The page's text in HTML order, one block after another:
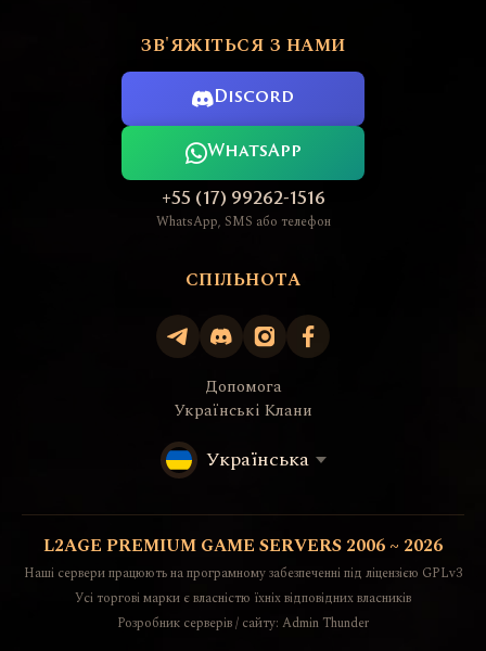
ЗВ'ЯЖІТЬСЯ З НАМИ
Discord
WhatsApp
+55 (17) 99262-1516
WhatsApp, SMS або телефон
СПІЛЬНОТА
Допомога
Українські Клани
Українська
L2AGE PREMIUM GAME SERVERS 2006 ~ 2026
Наші сервери працюють на програмному забезпеченні під ліцензією GPLv3
Усі торгові марки є власністю їхніх відповідних власників
Розробник серверів / сайту: Admin Thunder